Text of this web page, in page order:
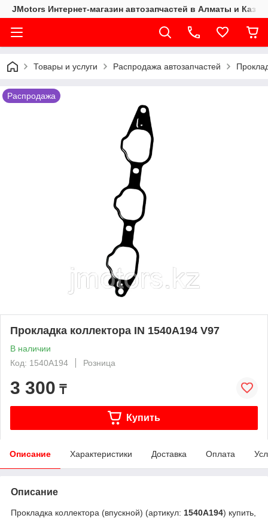
JMotors Интернет-магазин автозапчастей в Алматы и
Товары и услуги Распродажа автозапчастей
Распродажа
Прокладка коллектора IN 1540A194 V97
В наличии
Код: 1540A194
Розница
3 300 ₸
Купить
Описание Характеристики Доставка Оплата
Описание
Прокладка коллектора (впускной) (артикул: 1540A194) купить,